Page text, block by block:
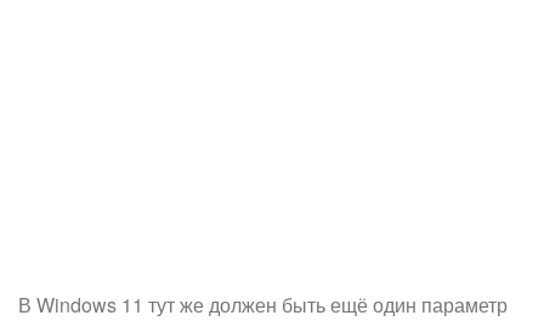
В Windows 11 тут же должен быть ещё один параметр